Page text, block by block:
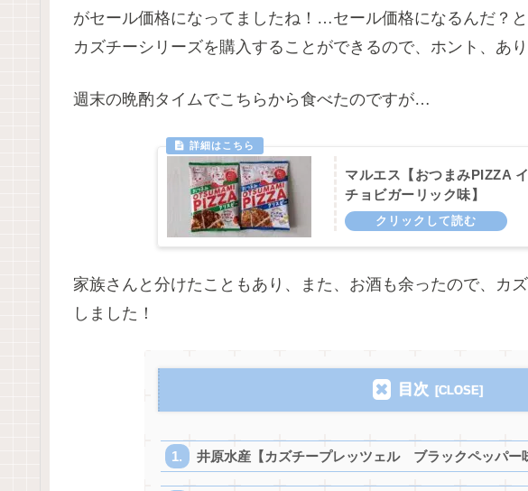
がセール価格になってましたね！…セール価格になるんだ？
カズチーシリーズを購入することができるので、ホント、あり
週末の晩酌タイムでこちらから食べたのですが…
マルエス【おつまみPIZZA
チョビガーリック味】
家族さんと分けたこともあり、また、お酒も余ったので、カ
しました！
目次
井原水産【カズチープレッツェル ブラックペッパー